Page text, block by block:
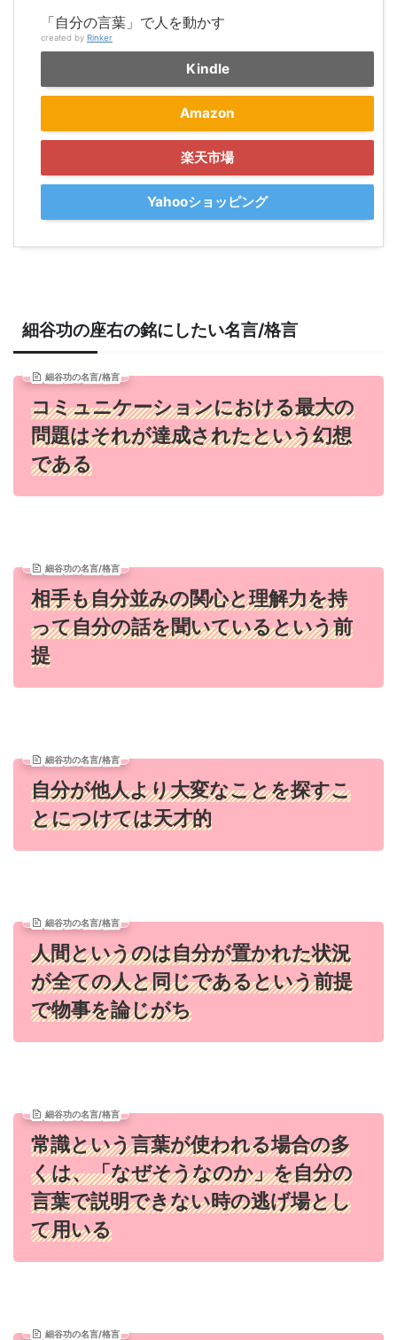
「自分の言葉」で人を動かす
created by Rinker
Kindle
Amazon
楽天市場
Yahooショッピング
細谷功の座右の銘にしたい名言/格言
細谷功の名言/格言
コミュニケーションにおける最大の
問題はそれが達成されたという幻想
である
細谷功の名言/格言
相手も自分並みの関心と理解力を持
って自分の話を聞いているという前
提
細谷功の名言/格言
自分が他人より大変なことを探すこ
とにつけては天才的
細谷功の名言/格言
人間というのは自分が置かれた状況
が全ての人と同じであるという前提
で物事を論じがち
細谷功の名言/格言
常識という言葉が使われる場合の多
くは、「なぜそうなのか」を自分の
言葉で説明できない時の逃げ場とし
て用いる
細谷功の名言/格言